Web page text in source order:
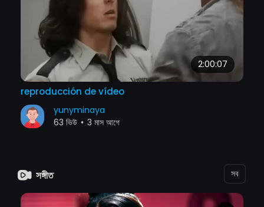
2:00:07
reproducción de vídeo
yunyminaya
63 ভিউ • 3 মাস আগে
সঙ্গীত সব